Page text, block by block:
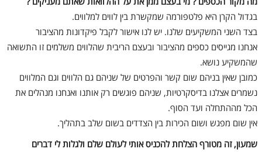
בגדול הקרן היא פלטפורמה שמקשרת בין לווים למלווים.
בצד השני המשקיעים שלנו. יש לנו אישור לקבל פיקדונות מהציבור
אנחנו מגייסים כספים מהציבור ובעצם הריבית שהלווים משלמים זו התשואה
שהמשקיע נושא.
כמובן שאין בניהם שום קשר והפרטים של שניהם גם הלווים וגם המלווים
נשמרים אצלנו בדיסקרטיות, שניהם פוגשים רק אותנו ואנחנו מנהלים את
הכל מההתחלה ועד הסוף.
אין שום מפגש ושום הכירות בין הצדדים בשום שלב בתהליך.
שמעון, זה מטורף הצלחת להכניס אותי לעולם שלם ולגלות לי דברים